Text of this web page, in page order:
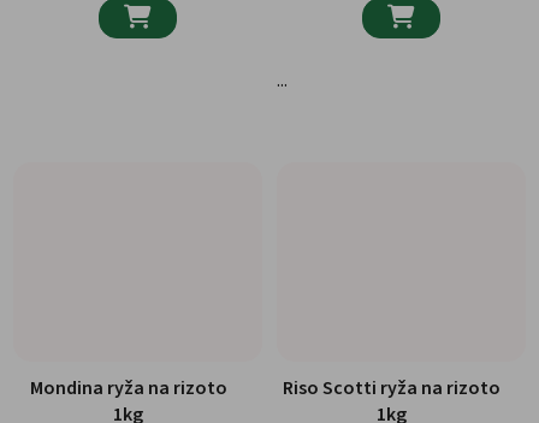
 
...
Mondina ryža na rizoto
1kg
Riso Scotti ryža na rizoto
1kg